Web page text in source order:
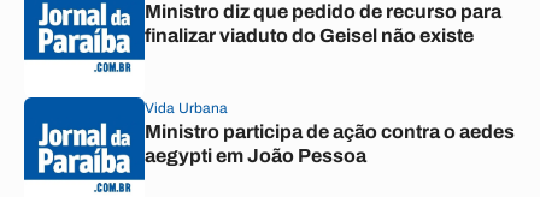
Ministro diz que pedido de recurso para
finalizar viaduto do Geisel não existe
Vida Urbana
Ministro participa de ação contra o aedes
aegypti em João Pessoa